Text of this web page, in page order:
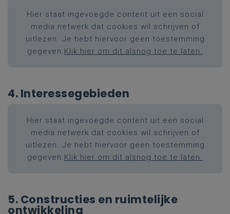
Hier staat ingevoegde content uit een social
media netwerk dat cookies wil schrijven of
uitlezen. Je hebt hiervoor geen toestemming
gegeven. Klik hier om dit alsnog toe te laten.
4. Interessegebieden
Hier staat ingevoegde content uit een social
media netwerk dat cookies wil schrijven of
uitlezen. Je hebt hiervoor geen toestemming
gegeven. Klik hier om dit alsnog toe te laten.
5. Constructies en ruimtelijke
ontwikkeling